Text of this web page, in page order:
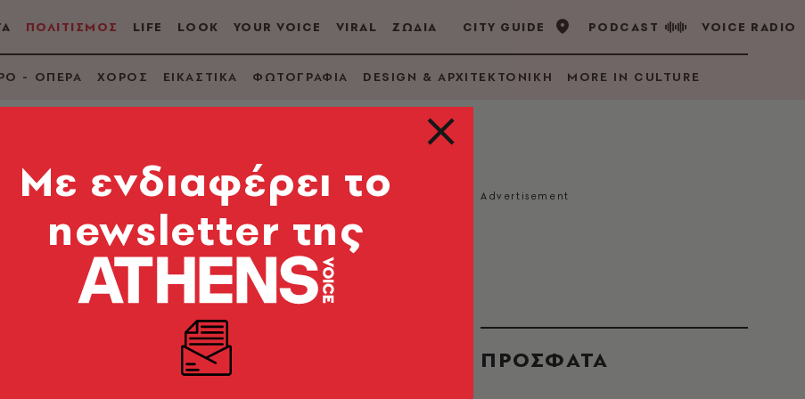
ΠΟΛΙΤΙΣΜΟΣ LIFE LOOK YOUR VOICE VIRAL ΖΩΔΙΑ CITY GUIDE PODCAST VOICE RADIO
- ΟΠΕΡΑ ΧΟΡΟΣ ΕΙΚΑΣΤΙΚΑ ΦΩΤΟΓΡΑΦΙΑ DESIGN & ΑΡΧΙΤΕΚΤΟΝΙΚΗ MORE IN CULTURE
αυλή
Καστανιώτης ΠΡΟΣΦΑΤΑ
Mε ενδιαφέρει το
newsletter της